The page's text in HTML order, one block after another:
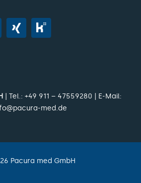
| Tel.: +49 911 – 47559280 | E-Mail:
med.de
Pacura med GmbH